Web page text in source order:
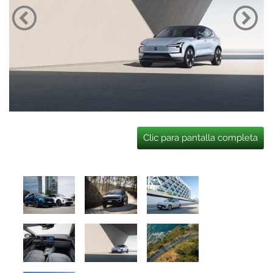
Clic para pantalla completa